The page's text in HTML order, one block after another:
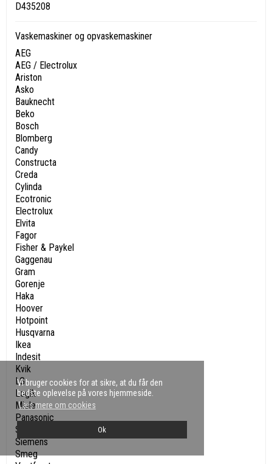
Vi bruger cookies for at sikre, at du får den
bedste oplevelse på vores hjemmeside.
Læs mere om cookies
Ok
D435208
Vaskemaskiner og opvaskemaskiner
AEG
AEG / Electrolux
Ariston
Asko
Bauknecht
Beko
Bosch
Blomberg
Candy
Constructa
Creda
Cylinda
Ecotronic
Electrolux
Elvita
Fagor
Fisher & Paykel
Gaggenau
Gram
Gorenje
Haka
Hoover
Hotpoint
Husqvarna
Ikea
Indesit
Kvik
LG
Logik
Miele
Panasonic
Samsung
Siemens
Smeg